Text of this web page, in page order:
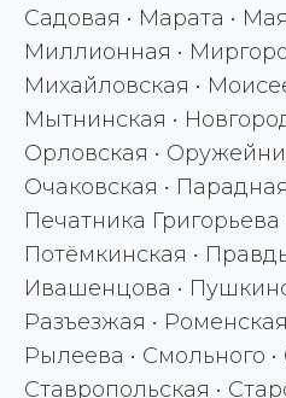
Садовая • Марата •
Миллионная •
Михайловская •
Мытнинская •
Орловская •
Очаковская • Парадная
Печатника Григорьева
Потёмкинская •
Ивашенцова •
Разъезжая •
Рылеева • Смольного
Ставропольская •